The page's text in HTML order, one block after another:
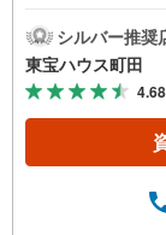
人を知り
ちんとお
ションが
にベスト
す。イ
現地を
い！【
シルバー推奨
東宝ハウス町田
4.68